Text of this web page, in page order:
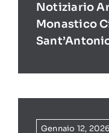
Notiziario
Monastico
Gennaio 12, 2026